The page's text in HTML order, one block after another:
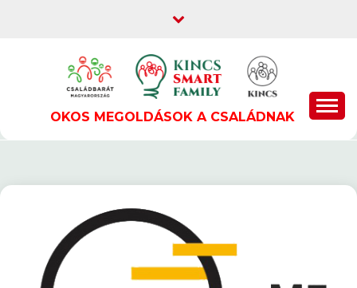
OKOS MEGOLDÁSOK A CSALÁDNAK